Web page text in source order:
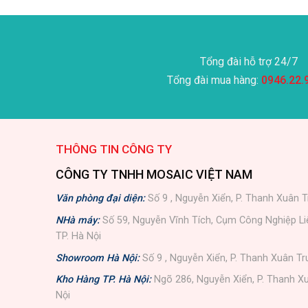
Tổng đài hỗ trợ 24/7
Tổng đài mua hàng:
THÔNG TIN CÔNG TY
CÔNG TY TNHH MOSAIC VIỆT NAM
Văn phòng đại diện:Số 9 , Nguyễn Xiển, P. Thanh Xuân
NHà máy: Số 59, Nguyễn Vĩnh Tích, Cụm Công Nghiệp
TP. Hà Nội
Showroom Hà Nội: Số 9 , Nguyễn Xiển, P. Thanh Xuân
Kho Hàng TP. Hà Nội: Ngõ 286, Nguyễn Xiển, P. Thanh
Nội